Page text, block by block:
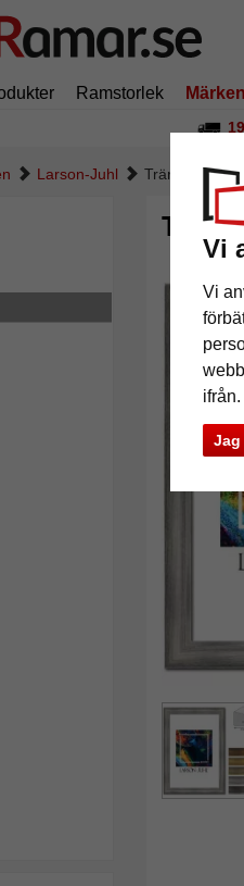
Vi
Vi
ifrån.
Jag
Ramstorlek Märken
Larson-Juhl Träram